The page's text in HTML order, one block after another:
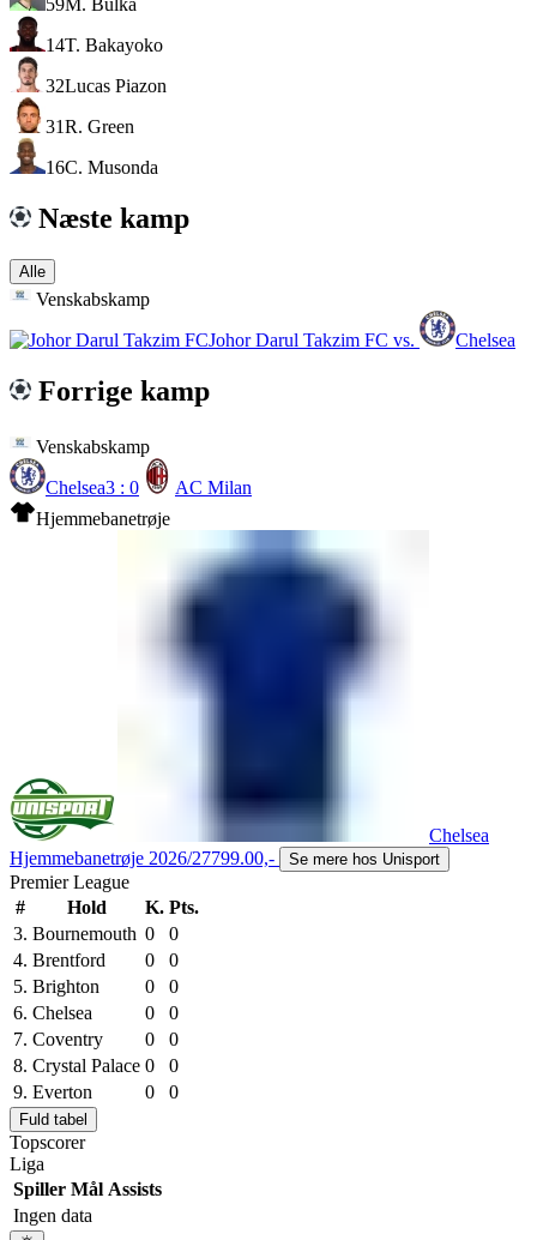
59M. Bulka
14T. Bakayoko
32Lucas Piazon
31R. Green
16C. Musonda
Næste kamp
Alle
Venskabskamp
Johor Darul Takzim FC vs. Chelsea
Forrige kamp
Venskabskamp
Chelsea3 : 0
AC Milan
Hjemmebanetrøje
Chelsea
Hjemmebanetrøje 2026/27799.00,- Se mere hos Unisport
Premier League
#
Hold K. Pts.
3. Bournemouth 0
0
4. Brentford 0
0
5. Brighton 0
0
6. Chelsea 0
0
7. Coventry 0
0
8. Crystal Palace 0
0
9. Everton 0 0
Fuld tabel
Topscorer
Liga
Spiller Mål Assists
Ingen data